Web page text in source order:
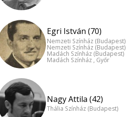
Egri István (70)
Nemzeti Színház (Budapest)
Nemzeti Színház (Budapest)
Madách Színház (Budapest)
Madách Színház , Győr
Nagy Attila (42)
Thália Színház (Budapest)